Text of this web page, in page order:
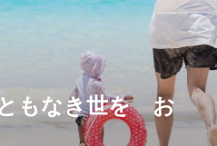
もなき世を お